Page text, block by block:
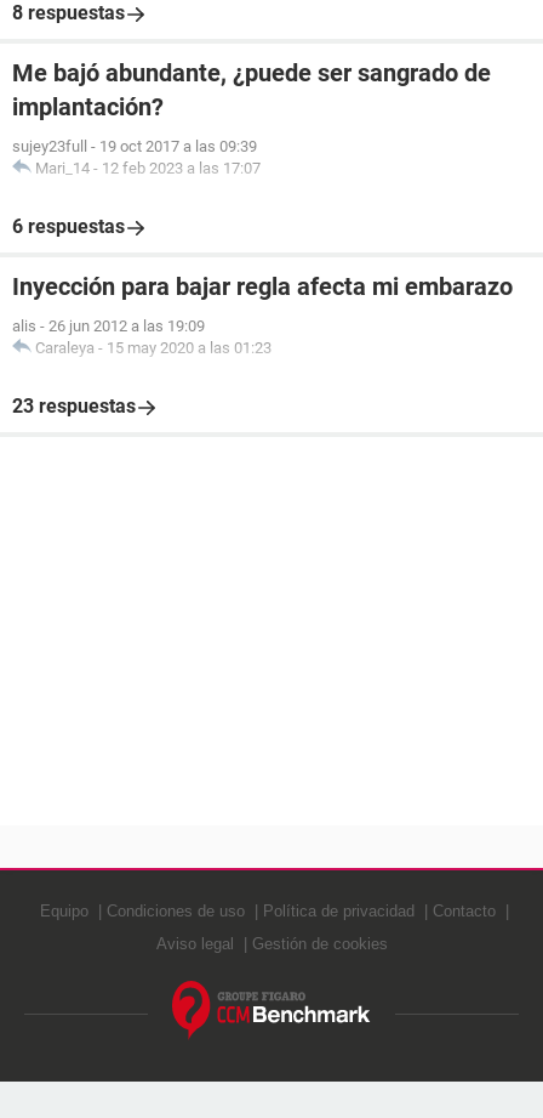
8 respuestas
Me bajó abundante, ¿puede ser sangrado de
implantación?
sujey23full - 19 oct 2017 a las 09:39
Mari_14 - 12 feb 2023 a las 17:07
6 respuestas
Inyección para bajar regla afecta mi embarazo
alis - 26 jun 2012 a las 19:09
Caraleya - 15 may 2020 a las 01:23
23 respuestas
Equipo Condiciones de uso Política de privacidad
Contacto
Aviso legal
Gestión de cookies